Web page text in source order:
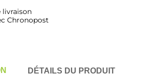
livraison
Chronopost
DÉTAILS DU PRODUIT